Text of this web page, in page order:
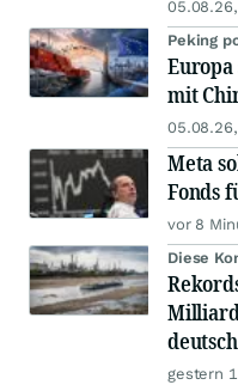
Peking
mit
Meta
Fonds
vor 8
Diese
gestern